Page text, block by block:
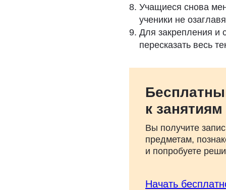
Учащиеся снова
ученики не
Для закрепления и
пересказать весь
к
Вы получите
предметам,
и попробуете
Начать